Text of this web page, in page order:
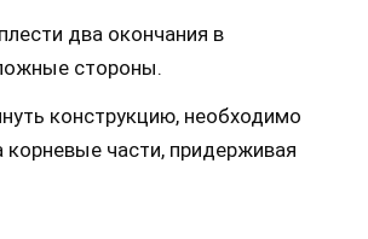
два окончания в
стороны.
конструкцию, необходимо
корневые части, придерживая